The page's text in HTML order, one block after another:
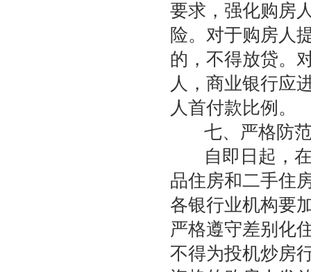
要求，强化购房
险。对于购房人
的，不得放贷。
人，商业银行应
人首付款比例。
七、严格防范
自即日起，在
品住房和二手住
各银行业机构要
严格遵守差别化
不得为投机炒房